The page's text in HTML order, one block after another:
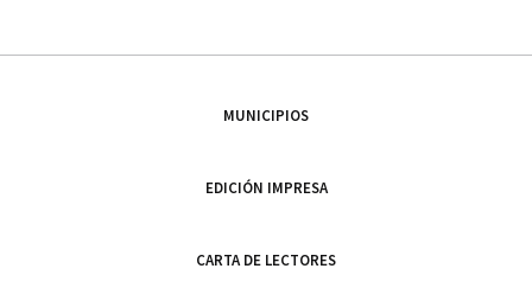
MUNICIPIOS
EDICIÓN IMPRESA
CARTA DE LECTORES